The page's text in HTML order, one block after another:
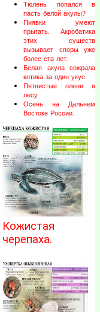
Тюлень попался в
пасть белой акулы?
Пиявки умеют
прыгать. Акробатика
этих существ
вызывает споры уже
более ста лет.
Белая акула сожрала
котика за один укус.
Пятнистые олени в
лесу
Осень на Дальнем
Востоке России.
Кожистая
черепаха.